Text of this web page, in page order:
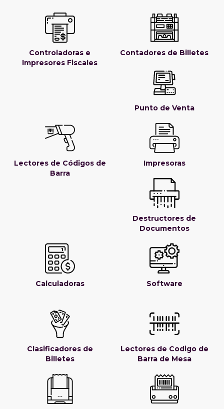
Controladoras e
Impresores Fiscales
Contadores de Billetes
Punto de Venta
Lectores de Códigos de
Barra
Impresoras
Destructores de
Documentos
Calculadoras Software
Clasificadores de
Billetes
Lectores de Codigo de
Barra de Mesa